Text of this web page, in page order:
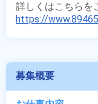
https://
募集概要